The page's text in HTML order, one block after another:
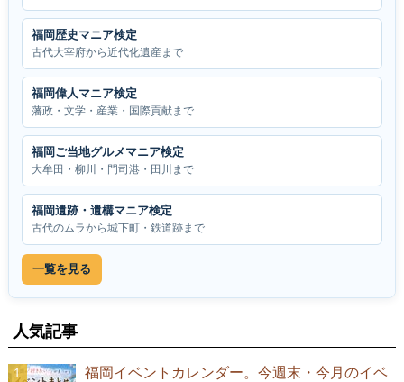
福岡歴史マニア検定
古代大宰府から近代化遺産まで
福岡偉人マニア検定
藩政・文学・産業・国際貢献まで
福岡ご当地グルメマニア検定
大牟田・柳川・門司港・田川まで
福岡遺跡・遺構マニア検定
古代のムラから城下町・鉄道跡まで
一覧を見る
人気記事
福岡イベントカレンダー。今週末・今月のイベ